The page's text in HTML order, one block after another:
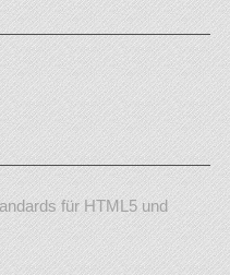
für HTML5 und